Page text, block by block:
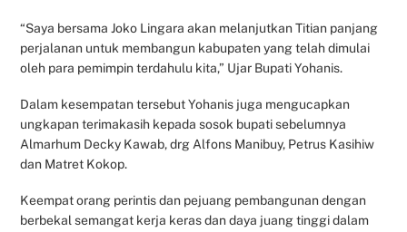
“Saya bersama Joko Lingara akan melanjutkan Titian panjang
perjalanan untuk membangun kabupaten yang telah dimulai
oleh para pemimpin terdahulu kita,” Ujar Bupati Yohanis.
Dalam kesempatan tersebut Yohanis juga mengucapkan
ungkapan terimakasih kepada sosok bupati sebelumnya
Almarhum Decky Kawab, drg Alfons Manibuy, Petrus Kasihiw
dan Matret Kokop.
Keempat orang perintis dan pejuang pembangunan dengan
berbekal semangat kerja keras dan daya juang tinggi dalam